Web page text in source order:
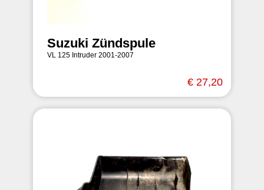
Suzuki Zündspule
VL 125 Intruder 2001-2007
€ 27,20